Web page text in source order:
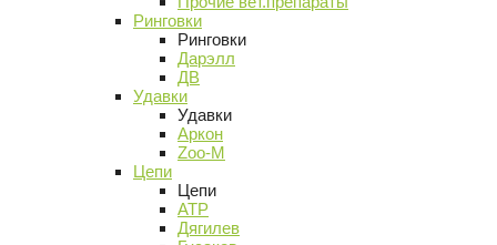
Ринговки
Ринговки
Дарэлл
ДВ
Удавки
Удавки
Аркон
Zoo-M
Цепи
Цепи
АТР
Дягилев